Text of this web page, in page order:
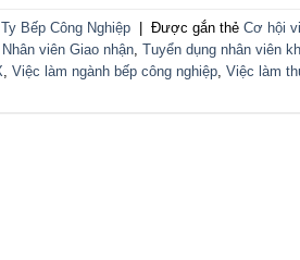
Bếp Công Nghiệp | Được gắn thẻ Cơ hội
viên Giao nhận Tuyển dụng nhân viên
Việc làm ngành bếp công nghiệp Việc làm